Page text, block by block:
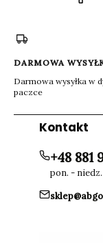
DARMOWA
Darmowa wysyłka w
paczce
Kontakt
+48 881
pon. -